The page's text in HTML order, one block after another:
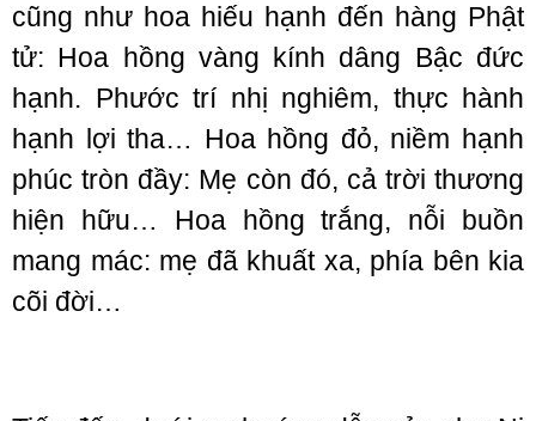
cũng như hoa hiếu hạnh đến hàng Phật
tử: Hoa hồng vàng kính dâng Bậc đức
hạnh. Phước trí nhị nghiêm, thực hành
hạnh lợi tha… Hoa hồng đỏ, niềm hạnh
phúc tròn đầy: Mẹ còn đó, cả trời thương
hiện hữu… Hoa hồng trắng, nỗi buồn
mang mác: mẹ đã khuất xa, phía bên kia
cõi đời…